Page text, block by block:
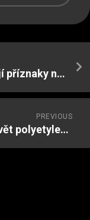
Přichází období menopauzy a její příznaky nejsou mnohdy příjemné
PREVIOUS
Několik důvodů, proč opustit svět polyetylenových lahví